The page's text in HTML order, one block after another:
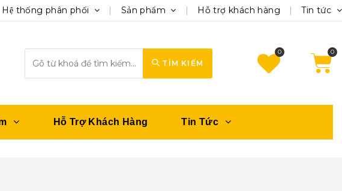
Hệ thống phân phối Sản phẩm Hỗ trợ khách hàng Tin tức
TÌM KIẾM
0
Hỗ Trợ Khách Hàng Tin Tức